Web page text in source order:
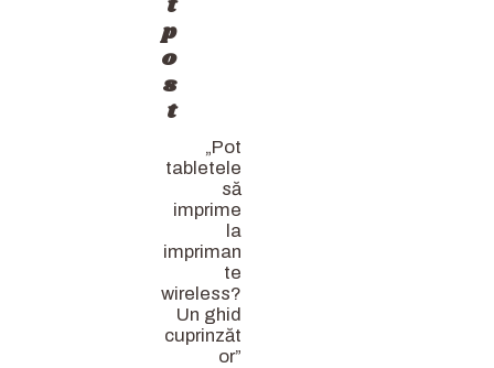
p
o
s
t
„Pot
tabletele
să
imprime
la
impriman
te
wireless?
Un ghid
cuprinzăt
or”